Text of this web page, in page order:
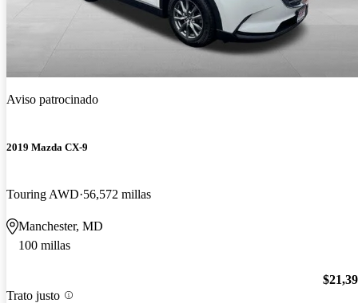
Aviso patrocinado
2019 Mazda CX-9
Touring AWD 56,572 millas
Manchester, MD
100 millas
Trato justo